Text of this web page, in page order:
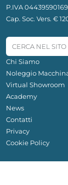
P.IVA
Cap. Soc. Vers. €
Chi Siamo
Noleggio
Virtual Showroom
Academy
News
Contatti
Privacy
Cookie Policy